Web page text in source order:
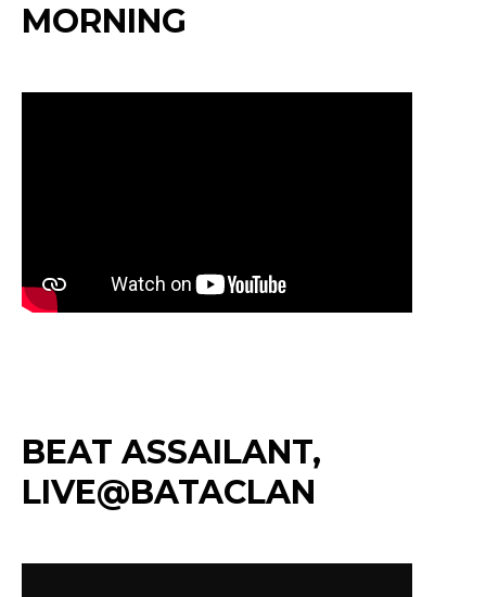
MORNING
BEAT ASSAILANT,
LIVE@BATACLAN